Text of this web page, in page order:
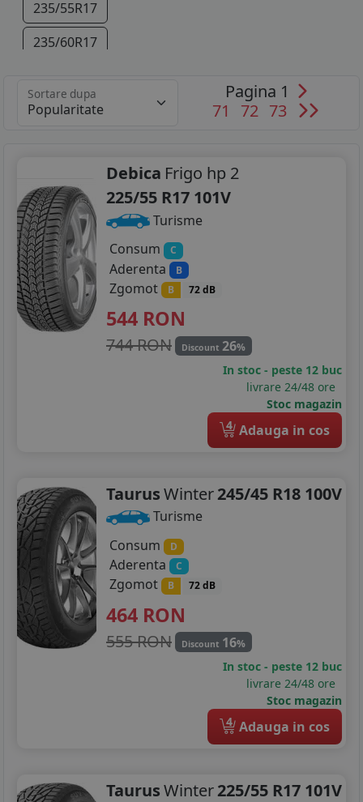
235/55R17
235/60R17
235/50R18
255/45R18
235/45R19
235/50R19
255/40R19
275/35R21
Sortare dupa
Pagina 1
71
72 73
Debica Frigo hp 2
225/55 R17 101V
Turisme
Consum
C
Aderenta B
Zgomot B 72 dB
544 RON
744 RON Discount 26%
In stoc - peste 12 buc
livrare 24/48 ore
Stoc magazin
4 Adauga in cos
TaurusWinter245/45 R18 100V
Turisme
Consum
D
Aderenta C
Zgomot B 72 dB
464 RON
555 RON Discount 16%
In stoc - peste 12 buc
livrare 24/48 ore
Stoc magazin
4 Adauga in cos
TaurusWinter225/55 R17 101V